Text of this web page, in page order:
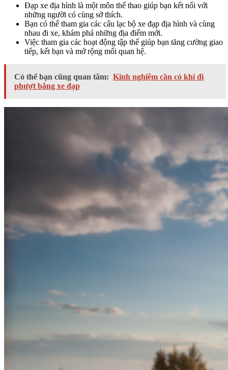
Đạp xe địa hình là một môn thể thao giúp bạn kết nối với
những người có cùng sở thích.
Bạn có thể tham gia các câu lạc bộ xe đạp địa hình và cùng
nhau đi xe, khám phá những địa điểm mới.
Việc tham gia các hoạt động tập thể giúp bạn tăng cường giao
tiếp, kết bạn và mở rộng mối quan hệ.
Có thể bạn cũng quan tâm: Kinh nghiệm cần có khi đi
phượt bằng xe đạp